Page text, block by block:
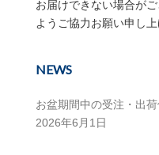
お届けできない場合が
ようご協力お願い申し上
NEWS
お盆期間中の受注・出
2026年6月1日